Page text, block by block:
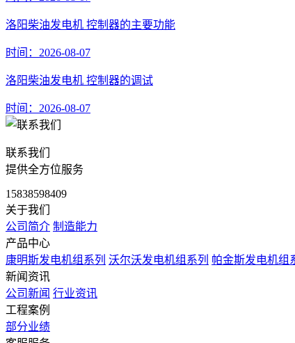
洛阳柴油发电机 控制器的主要功能
时间：2026-08-07
洛阳柴油发电机 控制器的调试
时间：2026-08-07
联系我们
提供全方位服务
15838598409
关于我们
公司简介 制造能力
产品中心
康明斯发电机组系列 沃尔沃发电机组系列 帕金斯发电机组
新闻资讯
公司新闻 行业资讯
工程案例
部分业绩